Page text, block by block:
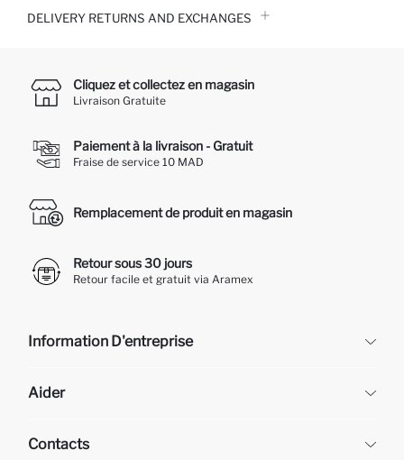
DELIVERY RETURNS AND EXCHANGES
Cliquez et collectez en magasin
Livraison Gratuite
Paiement à la livraison - Gratuit
Fraise de service 10 MAD
Remplacement de produit en magasin
Retour sous 30 jours
Retour facile et gratuit via Aramex
Information D'entreprise
À propos de nous
Aider
Retour et changement
Contacts